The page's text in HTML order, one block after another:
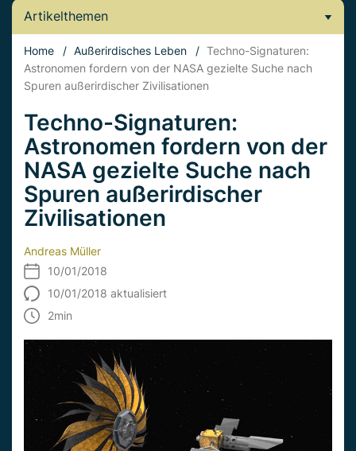
Artikelthemen
Home / Außerirdisches Leben / Techno-Signaturen:
Astronomen fordern von der NASA gezielte Suche nach
Spuren außerirdischer Zivilisationen
Techno-Signaturen:
Astronomen fordern von der
NASA gezielte Suche nach
Spuren außerirdischer
Zivilisationen
Andreas Müller
10/01/2018
10/01/2018 aktualisiert
2min